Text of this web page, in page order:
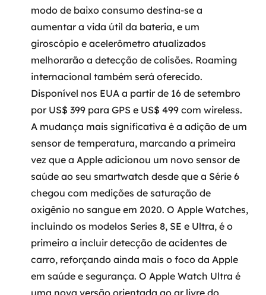
Segurança de aplicações e Cloud
modo de baixo consumo destina-se a
aumentar a vida útil da bateria, e um
giroscópio e acelerômetro atualizados
melhorarão a detecção de colisões. Roaming
internacional também será oferecido.
Disponível nos EUA a partir de 16 de setembro
por US$ 399 para GPS e US$ 499 com wireless.
A mudança mais significativa é a adição de um
sensor de temperatura, marcando a primeira
vez que a Apple adicionou um novo sensor de
saúde ao seu smartwatch desde que a Série 6
chegou com medições de saturação de
oxigênio no sangue em 2020. O Apple Watches,
incluindo os modelos Series 8, SE e Ultra, é o
primeiro a incluir detecção de acidentes de
carro, reforçando ainda mais o foco da Apple
em saúde e segurança. O Apple Watch Ultra é
uma nova versão orientada ao ar livre do